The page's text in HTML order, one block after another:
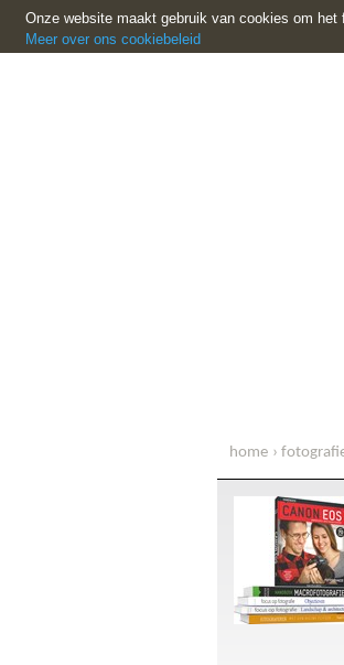
home
Onze website maakt gebruik van cookies om
Meer over ons cookiebeleid